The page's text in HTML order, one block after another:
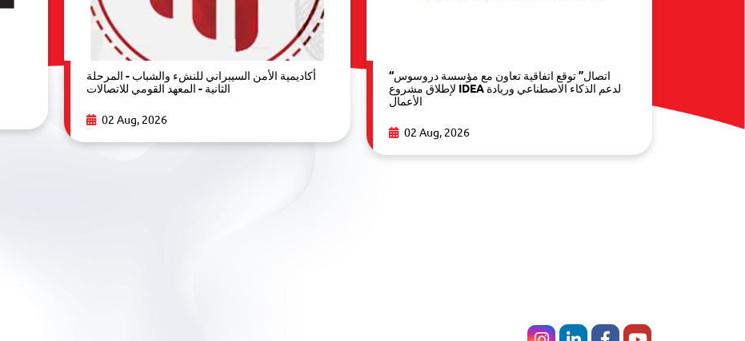
أكاديمية الأمن السيبراني للنشء والشباب - المرحلة
الثانية - المعهد القومي للاتصالات
02 Aug, 2026
“اتصال” توقع اتفاقية تعاون مع مؤسسة دروسوس
لإطلاق مشروع IDEA لدعم الذكاء الاصطناعي وريادة
الأعمال
02 Aug, 2026
02